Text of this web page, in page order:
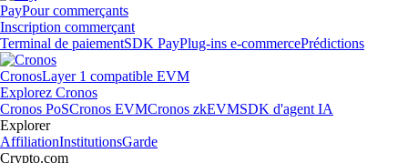
PayPour commerçants
Inscription commerçant
Terminal de paiementSDK PayPlug-ins e-commercePrédictions
CronosLayer 1 compatible EVM
Explorez Cronos
Cronos PoSCronos EVMCronos zkEVMSDK d'agent IA
Explorer
AffiliationInstitutionsGarde
Crypto.com